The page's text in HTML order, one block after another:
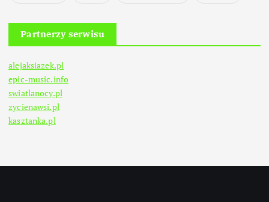
Partnerzy serwisu
alejaksiazek.pl
epic-music.info
swiatlanocy.pl
zycienawsi.pl
kasztanka.pl